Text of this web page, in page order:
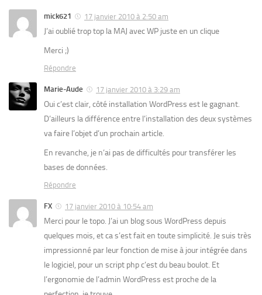
mick621 17 janvier 2010 à 2:50 am
J’ai oublié trop top la MAJ avec WP juste en un clique
Merci ;)
Répondre
Marie-Aude 17 janvier 2010 à 3:29 am
Oui c’est clair, côté installation WordPress est le gagnant.
D’ailleurs la différence entre l’installation des deux systèmes
va faire l’objet d’un prochain article.
En revanche, je n’ai pas de difficultés pour transférer les
bases de données.
Répondre
FX 17 janvier 2010 à 10:54 am
Merci pour le topo. J’ai un blog sous WordPress depuis
quelques mois, et ca s’est fait en toute simplicité. Je suis très
impressionné par leur fonction de mise à jour intégrée dans
le logiciel, pour un script php c’est du beau boulot. Et
l’ergonomie de l’admin WordPress est proche de la